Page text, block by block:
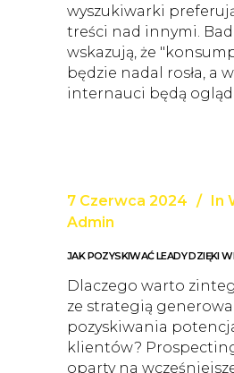
wyszukiwarki
treści nad innymi.
wskazują, że
będzie nadal rosła, a
internauci będą
7 Czerwca 2024 In
Admin
JAK POZYSKIWAĆ LEADY DZIĘKI
Dlaczego warto
ze strategią
pozyskiwania
klientów?
oparty na